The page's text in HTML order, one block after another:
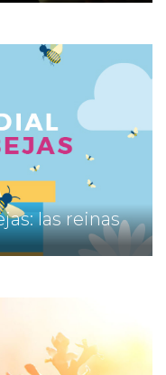
las reinas